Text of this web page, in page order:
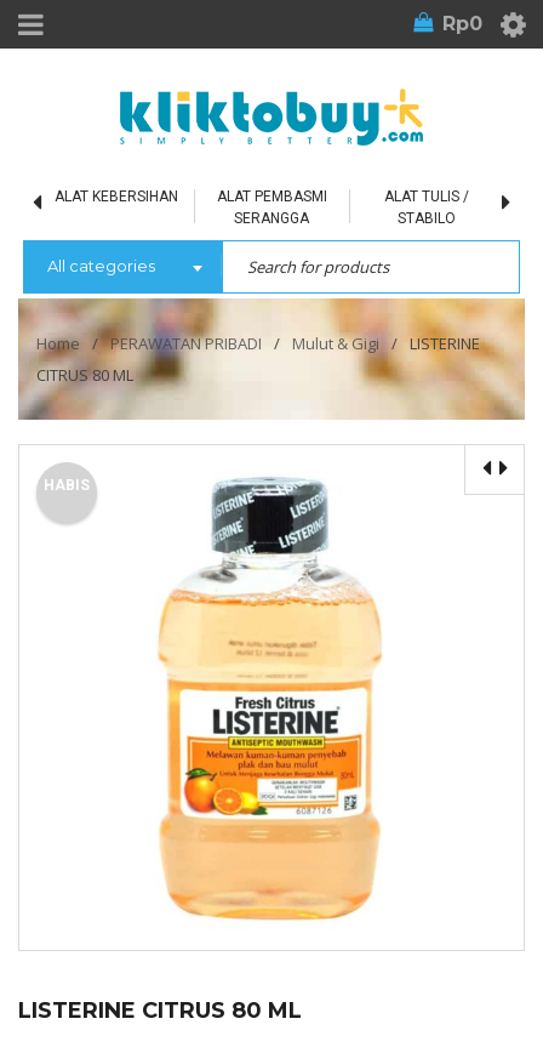
Rp0
ALAT KEBERSIHAN
ALAT PEMBASMI
SERANGGA
ALAT TULIS /
STABILO
All categories
Home / PERAWATAN PRIBADI / Mulut & Gigi / LISTERINE
CITRUS 80 ML
HABIS
LISTERINE CITRUS 80 ML